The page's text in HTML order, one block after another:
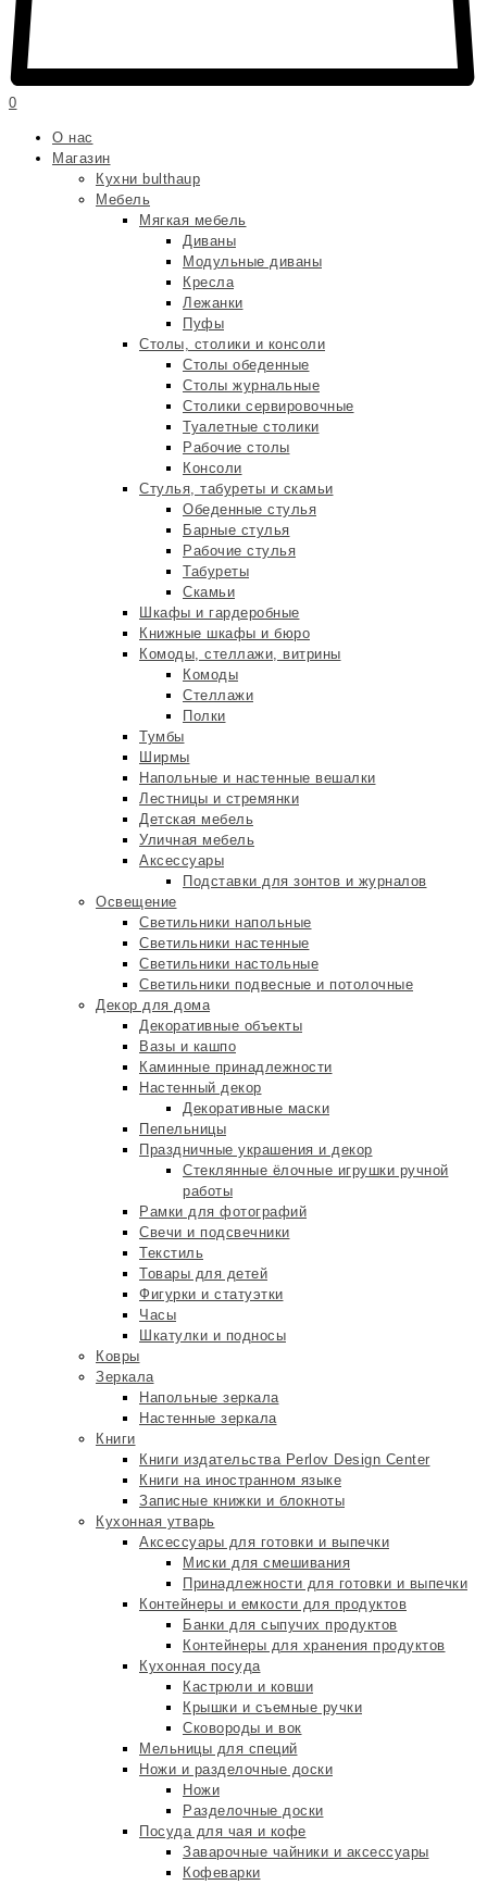
0
О нас
Магазин
Кухни bulthaup
Мебель
Мягкая мебель
Диваны
Модульные диваны
Кресла
Лежанки
Пуфы
Столы, столики и консоли
Столы обеденные
Столы журнальные
Столики сервировочные
Туалетные столики
Рабочие столы
Консоли
Стулья, табуреты и скамьи
Обеденные стулья
Барные стулья
Рабочие стулья
Табуреты
Скамьи
Шкафы и гардеробные
Книжные шкафы и бюро
Комоды, стеллажи, витрины
Комоды
Стеллажи
Полки
Тумбы
Ширмы
Напольные и настенные вешалки
Лестницы и стремянки
Детская мебель
Уличная мебель
Аксессуары
Подставки для зонтов и журналов
Освещение
Светильники напольные
Светильники настенные
Светильники настольные
Светильники подвесные и потолочные
Декор для дома
Декоративные объекты
Вазы и кашпо
Каминные принадлежности
Настенный декор
Декоративные маски
Пепельницы
Праздничные украшения и декор
Стеклянные ёлочные игрушки ручной
работы
Рамки для фотографий
Свечи и подсвечники
Текстиль
Товары для детей
Фигурки и статуэтки
Часы
Шкатулки и подносы
Ковры
Зеркала
Напольные зеркала
Настенные зеркала
Книги
Книги издательства Perlov Design Center
Книги на иностранном языке
Записные книжки и блокноты
Кухонная утварь
Аксессуары для готовки и выпечки
Миски для смешивания
Принадлежности для готовки и выпечки
Контейнеры и емкости для продуктов
Банки для сыпучих продуктов
Контейнеры для хранения продуктов
Кухонная посуда
Кастрюли и ковши
Крышки и съемные ручки
Сковороды и вок
Мельницы для специй
Ножи и разделочные доски
Ножи
Разделочные доски
Посуда для чая и кофе
Заварочные чайники и аксессуары
Кофеварки